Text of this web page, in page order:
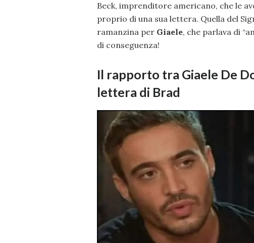
Beck, imprenditore americano, che le
proprio di una sua lettera. Quella del
ramanzina per Giaele, che parlava di
di conseguenza!
Il rapporto tra Giaele De
lettera di Brad